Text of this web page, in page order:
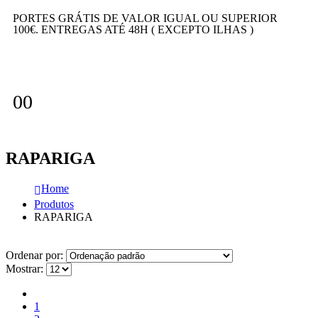
PORTES GRÁTIS DE VALOR IGUAL OU SUPERIOR
100€. ENTREGAS ATÉ 48H ( EXCEPTO ILHAS )
00
RAPARIGA
Home
Produtos
RAPARIGA
Ordenar por:
Mostrar:
1